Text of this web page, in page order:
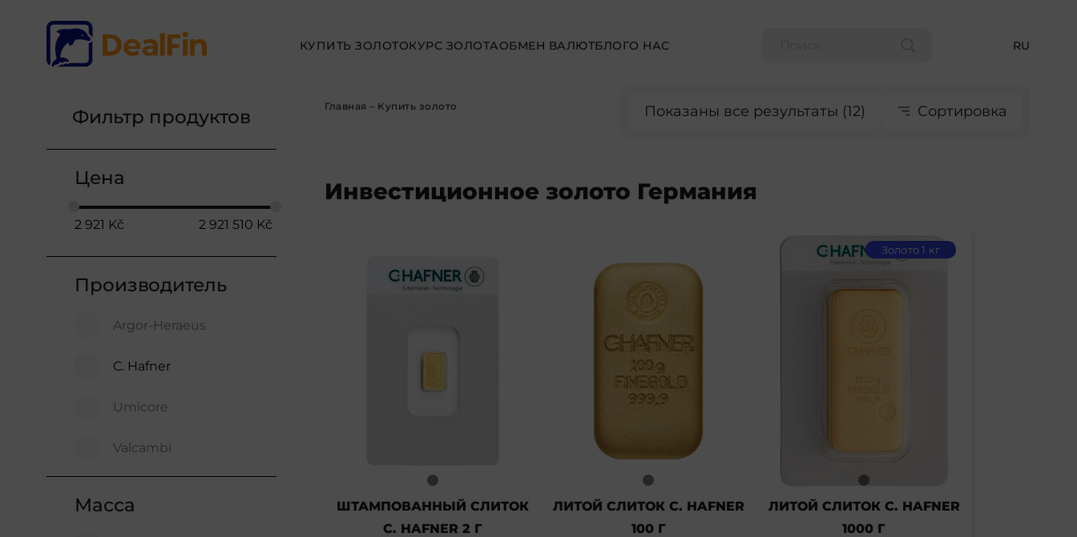
КУПИТЬ ЗОЛОТОКУРС ЗОЛОТАОБМЕН ВАЛЮТБЛОГО НАС RU
Фильтр продуктов
Цена
2 921 Kč 2 921 510 Kč
Производитель
Argor-Heraeus
C. Hafner
Umicore
Valcambi
Масса
Главная – Купить золото Показаны все результаты (12) Сортировка
Инвестиционное золото Германия
ШТАМПОВАННЫЙ СЛИТОК
C. HAFNER 2 Г
ЛИТОЙ СЛИТОК C. HAFNER
100 Г
Золото 1 кг
ЛИТОЙ СЛИТОК C. HAFNER
1000 Г